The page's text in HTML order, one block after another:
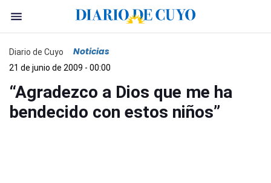
Diario de Cuyo Noticias
21 de junio de 2009 - 00:00
“Agradezco a Dios que me ha
bendecido con estos niños”